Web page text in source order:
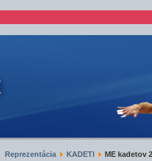
Reprezentácia KADETI ME kadetov